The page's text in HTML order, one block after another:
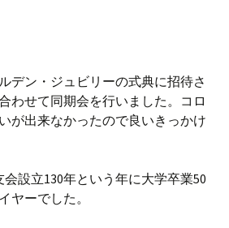
デン・ジュビリーの式典に招待さ
わせて同期会を行いました。コロ
が出来なかったので良いきっかけ
設立130年という年に大学卒業50
ヤーでした。